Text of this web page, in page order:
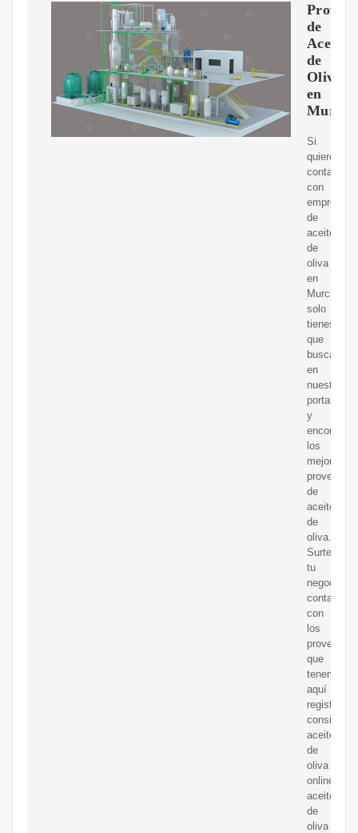
de
Aceite
de
Oliva
en
Murcia
Si
quieres
contactar
con
empresas
de
aceite
de
oliva
en
Murcia
solo
tienes
que
buscar
en
nuestro
portal
y
encontrar
los
mejores
de
aceite
de
oliva..
Surte
tu
negocio
con
los
que
tenemos
aquí
consigue
aceite
de
oliva
online,
aceite
de
oliva